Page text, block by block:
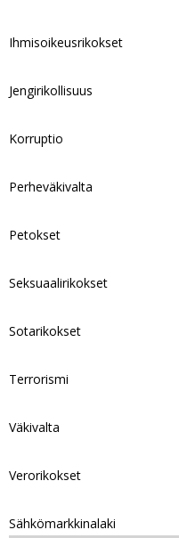
Ihmisoikeusrikokset
Jengirikollisuus
Korruptio
Perheväkivalta
Petokset
Seksuaalirikokset
Sotarikokset
Terrorismi
Väkivalta
Verorikokset
Sähkömarkkinalaki